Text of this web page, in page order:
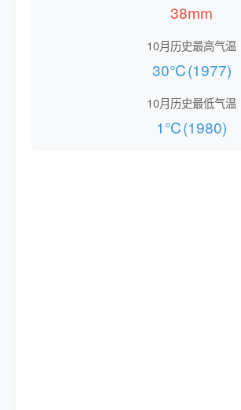
38mm
10月历史最高气温
30℃(1977)
10月历史最低气温
1℃(1980)